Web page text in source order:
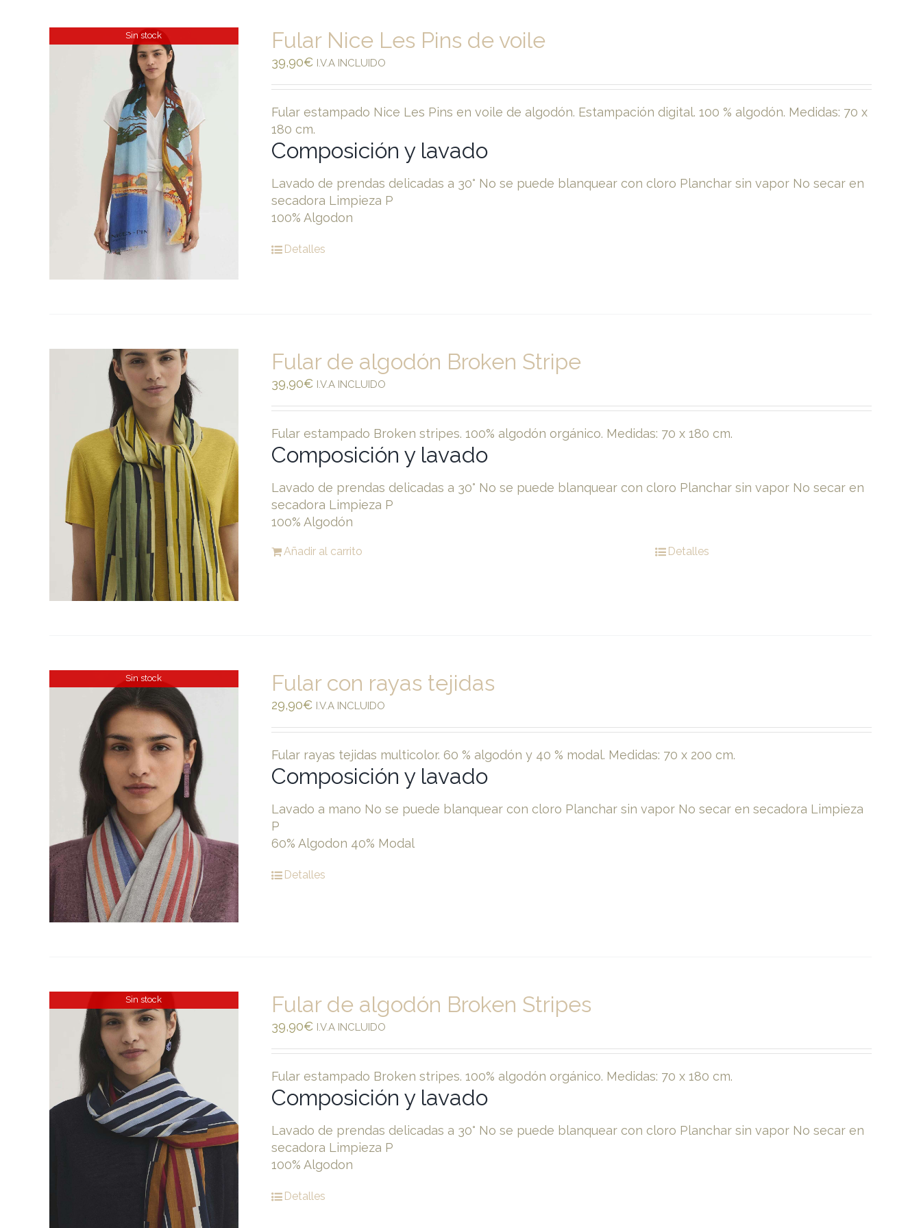
Sin stock Fular Nice Les Pins de voile
39,90€ I.V.A INCLUIDO
Fular estampado Nice Les Pins en voile de algodón. Estampación digital. 100 % algodón. Medidas: 70 x
180 cm.
Composición y lavado
Lavado de prendas delicadas a 30° No se puede blanquear con cloro Planchar sin vapor No secar en
secadora Limpieza P
100% Algodon
Detalles
Fular de algodón Broken Stripe
39,90€ I.V.A INCLUIDO
Fular estampado Broken stripes. 100% algodón orgánico. Medidas: 70 x 180 cm.
Composición y lavado
Lavado de prendas delicadas a 30° No se puede blanquear con cloro Planchar sin vapor No secar en
secadora Limpieza P
100% Algodón
Añadir al carrito Detalles
Sin stock Fular con rayas tejidas
29,90€ I.V.A INCLUIDO
Fular rayas tejidas multicolor. 60 % algodón y 40 % modal. Medidas: 70 x 200 cm.
Composición y lavado
Lavado a mano No se puede blanquear con cloro Planchar sin vapor No secar en secadora Limpieza
P
60% Algodon 40% Modal
Detalles
Sin stock Fular de algodón Broken Stripes
39,90€ I.V.A INCLUIDO
Fular estampado Broken stripes. 100% algodón orgánico. Medidas: 70 x 180 cm.
Composición y lavado
Lavado de prendas delicadas a 30° No se puede blanquear con cloro Planchar sin vapor No secar en
secadora Limpieza P
100% Algodon
Detalles